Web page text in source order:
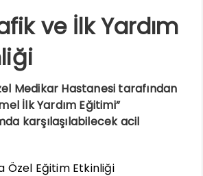
ve İlk Yardım
Medikar Hastanesi tarafından
İlk Yardım Eğitimi”
karşılaşılabilecek acil